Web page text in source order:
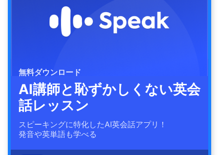
無料ダウンロード
AI講師と恥ずかしくない英会
話レッスン
スピーキングに特化したAI英会話アプリ！
発音や英単語も学べる